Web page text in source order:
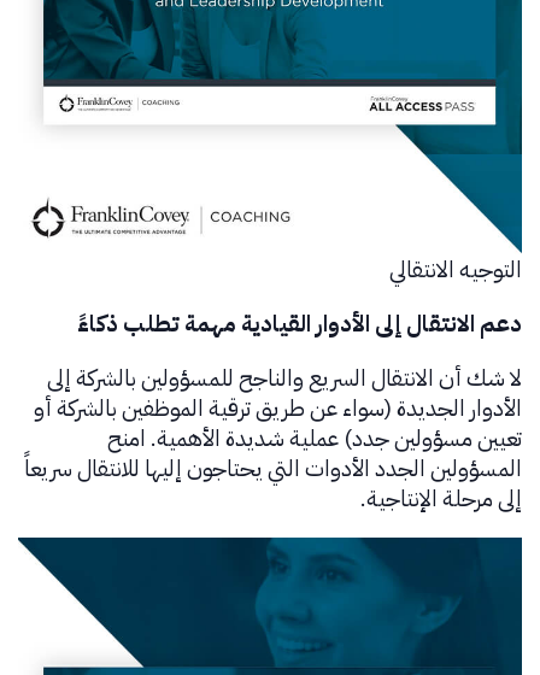
التوجيه الانتقالي
دعم الانتقال إلى الأدوار القيادية مهمة تطلب ذكاءً
لا شك أن الانتقال السريع والناجح للمسؤولين بالشركة إلى
الأدوار الجديدة (سواء عن طريق ترقية الموظفين بالشركة أو
تعيين مسؤولين جدد) عملية شديدة الأهمية. امنح
المسؤولين الجدد الأدوات التي يحتاجون إليها للانتقال سريعاً
إلى مرحلة الإنتاجية.